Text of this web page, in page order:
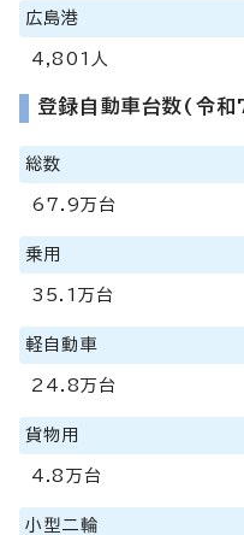
広島港
4,801人
登録自動車台数(令
総数
67.9万台
乗用
35.1万台
軽自動車
24.8万台
貨物用
4.8万台
小型二輪